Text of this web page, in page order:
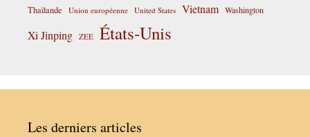
Thaïlande Union européenne United States Vietnam Washington
Xi Jinping ZEE États-Unis
Les derniers articles